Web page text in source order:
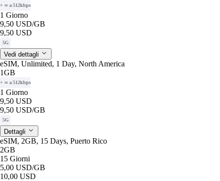
+ ∞ a 512kbps
1 Giorno
9,50 USD/GB
9,50 USD
5G
Vedi dettagli
eSIM, Unlimited, 1 Day, North America
1GB
+ ∞ a 512kbps
1 Giorno
9,50 USD
9,50 USD/GB
5G
Dettagli
eSIM, 2GB, 15 Days, Puerto Rico
2GB
15 Giorni
5,00 USD/GB
10,00 USD